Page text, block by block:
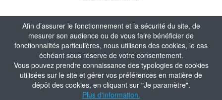
Afin d’assurer le fonctionnement et la sécurité du site, de
mesurer son audience ou de vous faire bénéficier de
fonctionnalités particulières, nous utilisons des cookies, le cas
échéant sous réserve de votre consentement.
Vous pouvez prendre connaissance des typologies de cookies
utilisées sur le site et gérer vos préférences en matière de
dépôt des cookies, en cliquant sur "Je paramètre".
Plus d'information.